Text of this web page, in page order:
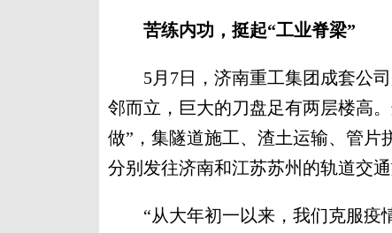
苦练内功，挺起“工业脊梁”
5月7日，济南重工集团成套公司
邻而立，巨大的刀盘足有两层楼高
做”，集隧道施工、渣土运输、管片
分别发往济南和江苏苏州的轨道交通
“从大年初一以来，我们克服疫